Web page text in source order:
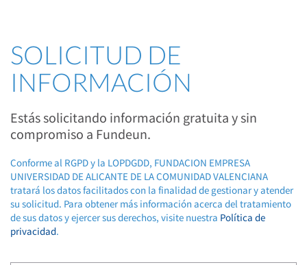
SOLICITUD DE
INFORMACIÓN
Estás solicitando información gratuita y sin
compromiso a Fundeun.
Conforme al RGPD y la LOPDGDD, FUNDACION EMPRESA
UNIVERSIDAD DE ALICANTE DE LA COMUNIDAD VALENCIANA
tratará los datos facilitados con la finalidad de gestionar y atender
su solicitud. Para obtener más información acerca del tratamiento
de sus datos y ejercer sus derechos, visite nuestra Política de
privacidad.